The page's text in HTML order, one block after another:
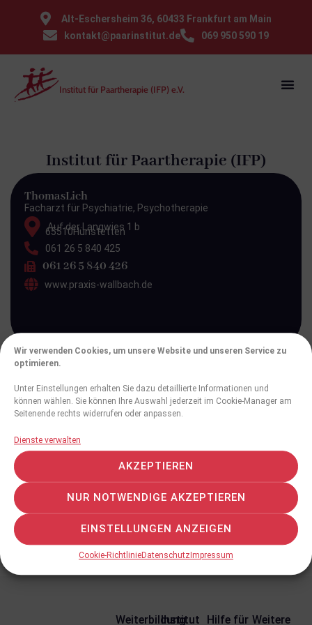
Wir verwenden Cookies, um unsere Website und unseren Service zu
optimieren.
Unter Einstellungen erhalten Sie dazu detaillierte Informationen und
können wählen. Sie können Ihre Auswahl jederzeit im Cookie-Manager am
Seitenende rechts widerrufen oder anpassen.
Dienste verwalten
AKZEPTIEREN
NUR NOTWENDIGE AKZEPTIEREN
EINSTELLUNGEN ANZEIGEN
Cookie-RichtlinieDatenschutz Impressum
⁠Alt-Eschersheim 36, 60433 Frankfurt am Main
kontakt@paarinstitut.de
069 950 590 19
Institut für Paartherapie (IFP) e.V.
Institut für Paartherapie (IFP)
ThomasLich
Facharzt für Psychiatrie, Psychotherapie
Auf der Langwies 1 b
65510Hünstetten
061 26 5 840 425
061 26 5 840 426
www.praxis-wallbach.de
Persönliches Profil
Zusatzbezeichnung Psychotherapie,
niedergelassen in psychiatrisch-
psychotherapeutischer Praxis
In Weiterbildung in psychodynamischer
Paartherapie am Institut für Paartherapie (IFP)
Weiterbildung
Institut Hilfe für Weitere